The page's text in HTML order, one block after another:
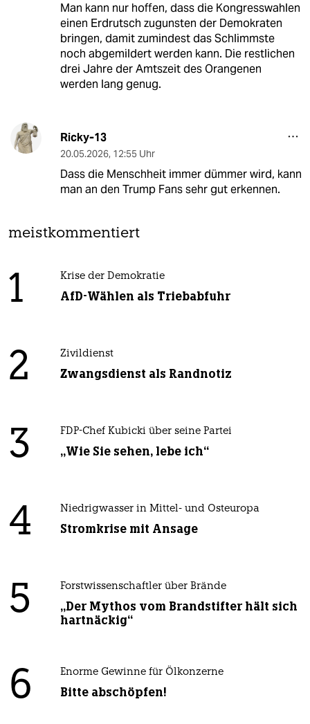
Man kann nur hoffen, dass die Kongresswahlen
einen Erdrutsch zugunsten der Demokraten
bringen, damit zumindest das Schlimmste
noch abgemildert werden kann. Die restlichen
drei Jahre der Amtszeit des Orangenen
werden lang genug.
Ricky-13
20.05.2026, 12:55 Uhr
Dass die Menschheit immer dümmer wird, kann
man an den Trump Fans sehr gut erkennen.
meistkommentiert
1 Krise der Demokratie
AfD-Wählen als Triebabfuhr
2 Zivildienst
Zwangsdienst als Randnotiz
3 FDP-Chef Kubicki über seine Partei
„Wie Sie sehen, lebe ich“
4 Niedrigwasser in Mittel- und Osteuropa
Stromkrise mit Ansage
5 Forstwissenschaftler über Brände
„Der Mythos vom Brandstifter hält sich
hartnäckig“
6 Enorme Gewinne für Ölkonzerne
Bitte abschöpfen!